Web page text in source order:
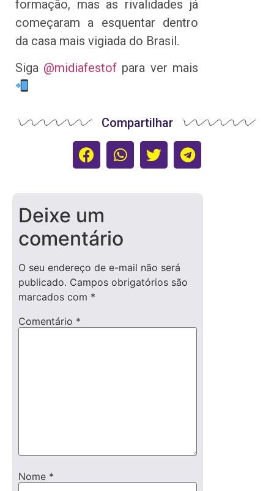
formação, mas as rivalidades já
começaram a esquentar dentro
da casa mais vigiada do Brasil.
Siga @midiafestof para ver mais
Compartilhar
Deixe um
comentário
O seu endereço de e-mail não será
publicado. Campos obrigatórios são
marcados com *
Comentário *
Nome *